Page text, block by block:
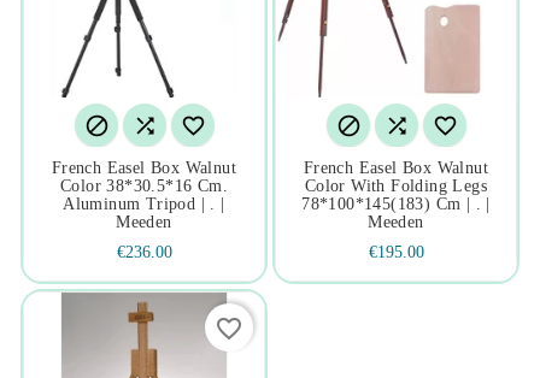
  
French Easel Box Walnut
Color 38*30.5*16 Cm.
Aluminum Tripod | . |
Meeden
€236.00
  
French Easel Box Walnut
Color With Folding Legs
78*100*145(183) Cm | . |
Meeden
€195.00
favorite_border